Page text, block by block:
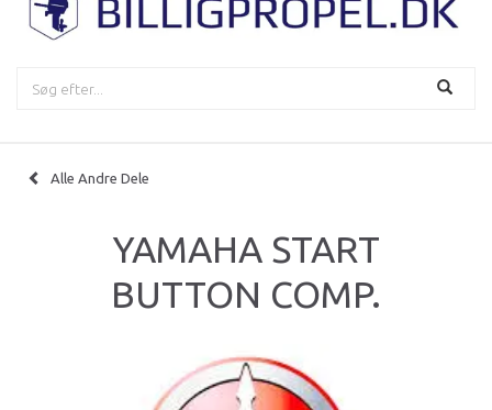
Alle Andre Dele
YAMAHA START
BUTTON COMP.